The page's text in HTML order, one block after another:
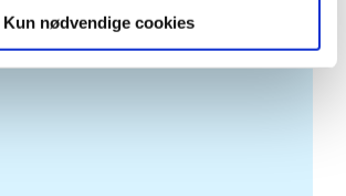
Kun nødvendige cookies